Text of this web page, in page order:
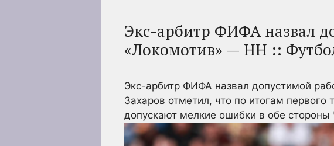
Экс-арбитр ФИФА назвал
«Локомотив» — НН ::
Экс-арбитр ФИФА назвал допустимой
Захаров отметил, что по итогам
допускают мелкие ошибки в обе стороны